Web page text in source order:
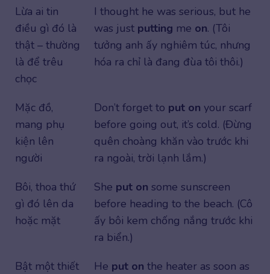
Lừa ai tin
điều gì đó là
thật – thường
là để trêu
chọc
I thought he was serious, but he
was just putting me on. (Tôi
tưởng anh ấy nghiêm túc, nhưng
hóa ra chỉ là đang đùa tôi thôi.)
Mặc đồ,
mang phụ
kiện lên
người
Don’t forget to put on your scarf
before going out, it’s cold. (Đừng
quên choàng khăn vào trước khi
ra ngoài, trời lạnh lắm.)
Bôi, thoa thứ
gì đó lên da
hoặc mặt
She put on some sunscreen
before heading to the beach. (Cô
ấy bôi kem chống nắng trước khi
ra biển.)
Bật một thiết
He put on the heater as soon as